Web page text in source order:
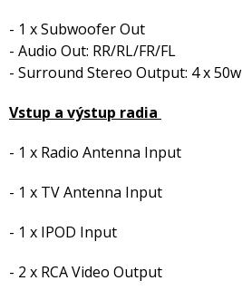
- 1 x Subwoofer Out
- Audio Out: RR/RL/FR/FL
- Surround Stereo Output: 4 x 50w
Vstup a výstup radia
- 1 x Radio Antenna Input
- 1 x TV Antenna Input
- 1 x IPOD Input
- 2 x RCA Video Output